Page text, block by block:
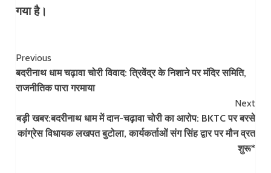
गया है।
Continue
Reading
Previous
बदरीनाथ धाम चढ़ावा चोरी विवाद: त्रिवेंद्र के निशाने पर मंदिर समिति,
राजनीतिक पारा गरमाया
Next
बड़ी खबर:बदरीनाथ धाम में दान-चढ़ावा चोरी का आरोप: BKTC पर बरसे
कांग्रेस विधायक लखपत बुटोला, कार्यकर्ताओं संग सिंह द्वार पर मौन व्रत
शुरू*